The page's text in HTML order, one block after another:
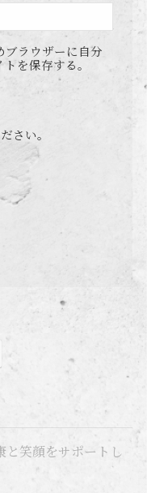
ブラウザーに自分
を保存する。
さい。
笑顔をサポートし